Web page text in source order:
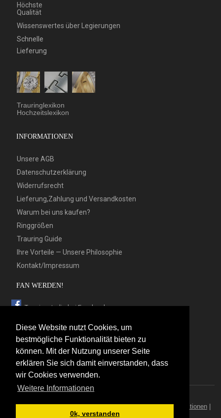
Diese Website nutzt Cookies, um
bestmögliche Funktionalität bieten zu
können. Mit der Nutzung unserer Seite
erklären Sie sich damit einverstanden, dass
wir Cookies verwenden.
Weitere Informationen
0k, verstanden
Höchste
Qualität
Wissenswertes über Legierungen
Schnelle
Lieferung
Trauringlexikon
Hochzeitslexikon
INFORMATIONEN
Unsere AGB
Datenschutzerklärung
Widerrufsrecht
Lieferung,Zahlung und Versandkosten
Warum bei uns kaufen?
Ringgrößen
Trauring Guide
Ihre Vorteile — Unsere Philosophie
Kontakt/Impressum
FAN WERDEN!
Trauringstudio bei Facebook
Trauringstudio bei Twitter
Trauringstudio bei Pinterest
Trauringstudio bei flickr
Trauringstudio|Trauringe|Hersteller|Kontakt/Impressum Aktionen|
News|Sitemap